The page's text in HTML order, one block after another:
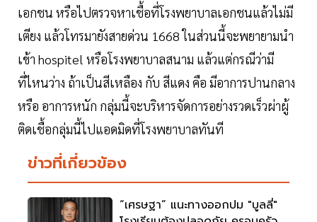
เอกชน หรือไปตรวจหาเชื้อที่โรงพยาบาลเอกชนแล้วไม่มี
เตียง แล้วโทรมายังสายด่วน 1668 ในส่วนนี้จะพยายามนำ
เข้า hospitel หรือโรงพยาบาลสนาม แล้วแต่กรณีว่ามี
ที่ไหนว่าง ถ้าเป็นสีเหลือง กับ สีแดง คือ มีอาการปานกลาง
หรือ อาการหนัก กลุ่มนี้จะบริหารจัดการอย่างรวดเร็วผ่าผู้
ติดเชื้อกลุ่มนี้ไปแอดมิดที่โรงพยาบาลทันที
ข่าวที่เกี่ยวข้อง
“เศรษฐา” แนะทางออกปม "บูลลี่"